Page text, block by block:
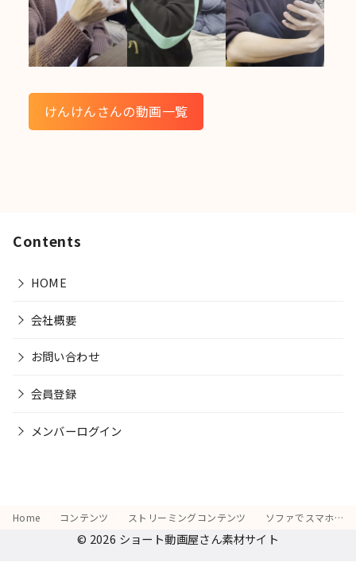
けんけんさんの動画一覧
Contents
HOME
会社概要
お問い合わせ
会員登録
メンバーログイン
Home コンテンツ ストリーミングコンテンツ ソファでスマホを操作しながら、「次の休憩時間までに何を観るか選ぼう」と考える様子
© 2026 ショート動画屋さん素材サイト